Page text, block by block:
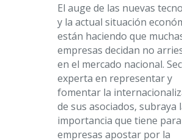
El auge de las nuevas
y la actual situación
están haciendo que
empresas decidan no
en el mercado nacional.
experta en representar y
fomentar la
de sus asociados, subraya
importancia que tiene
empresas apostar por la